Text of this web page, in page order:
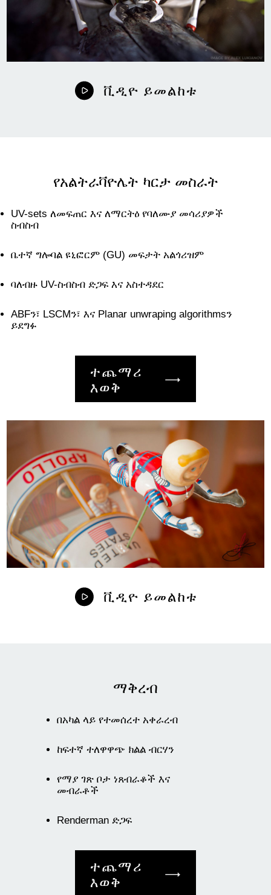
ቪዲዮ ይመልከቱ
ቪዲዮ ይመልከቱ
የአልትራቫዮሌት ካርታ መስራት
UV-sets ለመፍጠር እና ለማርትዕ የባለሙያ መሳሪያዎች
ስብስብ
ቤተኛ ግሎባል ዩኒፎርም (GU) መፍታት አልጎሪዝም
ባለብዙ UV-ስብስብ ድጋፍ እና አስተዳደር
ABFን፣ LSCMን፣ እና Planar unwraping algorithmsን
ይደግፉ
ተጨማሪ
እወቅ
ማቅረብ
በአካል ላይ የተመሰረተ አቀራረብ
ከፍተኛ ተለዋዋጭ ክልል ብርሃን
የማያ ገጽ ቦታ ነጸብራቆች እና
መብራቶች
Renderman ድጋፍ
ተጨማሪ
እወቅ